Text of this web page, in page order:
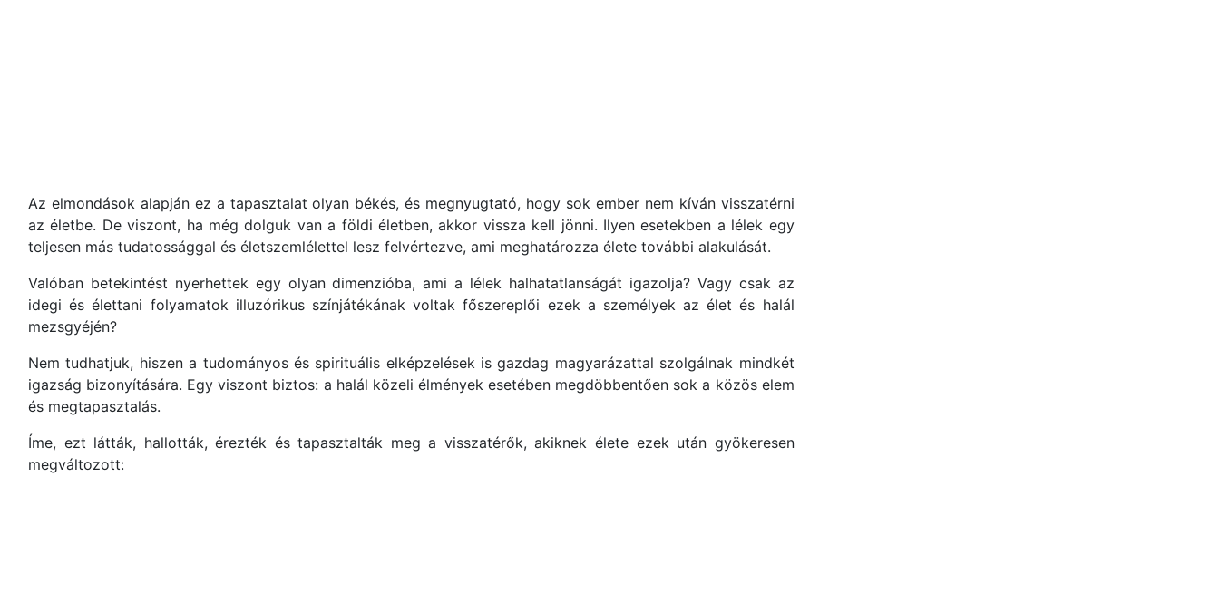
Az elmondások alapján ez a tapasztalat olyan békés, és megnyugtató, hogy sok ember nem kíván visszatérni
az életbe. De viszont, ha még dolguk van a földi életben, akkor vissza kell jönni. Ilyen esetekben a lélek egy
teljesen más tudatossággal és életszemlélettel lesz felvértezve, ami meghatározza élete további alakulását.
Valóban betekintést nyerhettek egy olyan dimenzióba, ami a lélek halhatatlanságát igazolja? Vagy csak az
idegi és élettani folyamatok illuzórikus színjátékának voltak főszereplői ezek a személyek az élet és halál
mezsgyéjén?
Nem tudhatjuk, hiszen a tudományos és spirituális elképzelések is gazdag magyarázattal szolgálnak mindkét
igazság bizonyítására. Egy viszont biztos: a halál közeli élmények esetében megdöbbentően sok a közös elem
és megtapasztalás.
Íme, ezt látták, hallották, érezték és tapasztalták meg a visszatérők, akiknek élete ezek után gyökeresen
megváltozott: